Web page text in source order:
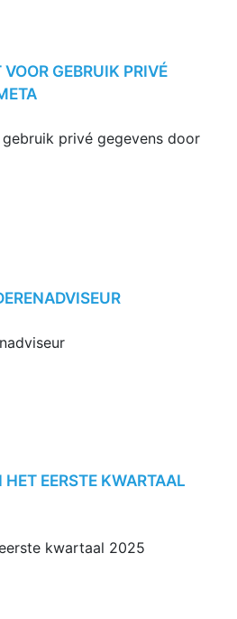
GEBRUIK PRIVÉ
privé gegevens door
EERSTE KWARTAAL
kwartaal 2025